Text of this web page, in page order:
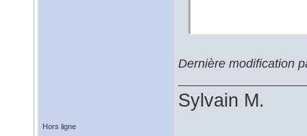
Dernière modification
Sylvain M.
Hors ligne